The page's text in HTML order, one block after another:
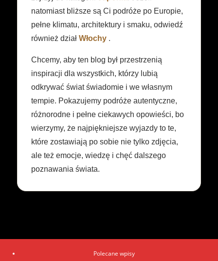
natomiast bliższe są Ci podróże po Europie,
pełne klimatu, architektury i smaku, odwiedź
również dział Włochy .
Chcemy, aby ten blog był przestrzenią
inspiracji dla wszystkich, którzy lubią
odkrywać świat świadomie i we własnym
tempie. Pokazujemy podróże autentyczne,
różnorodne i pełne ciekawych opowieści, bo
wierzymy, że najpiękniejsze wyjazdy to te,
które zostawiają po sobie nie tylko zdjęcia,
ale też emocje, wiedzę i chęć dalszego
poznawania świata.
Polecane wpisy